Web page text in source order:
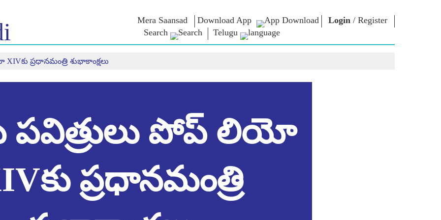
Mera Saansad Download App Login / Register
Search
Telugu
పరిపాలన
ఇన్సైట్స్
ఉపన్యాసాల
మూలపాఠం
ఇంటర్వ్యూలు
స్టాల్వార్ట్స్
Photo Booth
ప్రధానమంత్రి శుభాకాంక్షలు
పవిత్రులు పోప్ లియో
ప్రధానమంత్రి